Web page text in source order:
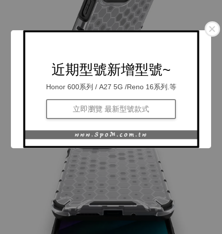
近期型號新增型號~
Honor 600系列 / A27 5G /Reno 16系列.等
立即瀏覽 最新型號款式